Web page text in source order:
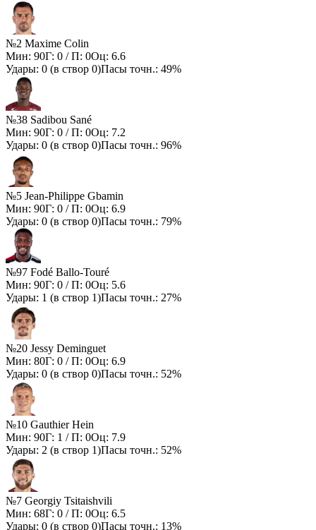
№2 Maxime Colin
Мин: 90Г: 0 / П: 0Оц: 6.6
Удары: 0 (в створ 0)Пасы точн.: 49%
№38 Sadibou Sané
Мин: 90Г: 0 / П: 0Оц: 7.2
Удары: 0 (в створ 0)Пасы точн.: 96%
№5 Jean-Philippe Gbamin
Мин: 90Г: 0 / П: 0Оц: 6.9
Удары: 0 (в створ 0)Пасы точн.: 79%
№97 Fodé Ballo-Touré
Мин: 90Г: 0 / П: 0Оц: 5.6
Удары: 1 (в створ 1)Пасы точн.: 27%
№20 Jessy Deminguet
Мин: 80Г: 0 / П: 0Оц: 6.9
Удары: 0 (в створ 0)Пасы точн.: 52%
№10 Gauthier Hein
Мин: 90Г: 1 / П: 0Оц: 7.9
Удары: 2 (в створ 1)Пасы точн.: 52%
№7 Georgiy Tsitaishvili
Мин: 68Г: 0 / П: 0Оц: 6.5
Удары: 0 (в створ 0)Пасы точн.: 13%